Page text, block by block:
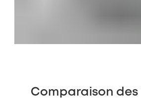
Comparaison